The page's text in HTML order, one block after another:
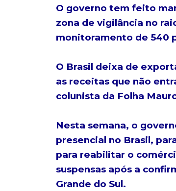
O governo tem feito
zona de vigilância no
monitoramento de 540
O Brasil deixa de
as receitas que não
colunista da Folha
Nesta semana, o
presencial no Brasil,
para reabilitar o
suspensas após a
Grande do Sul.